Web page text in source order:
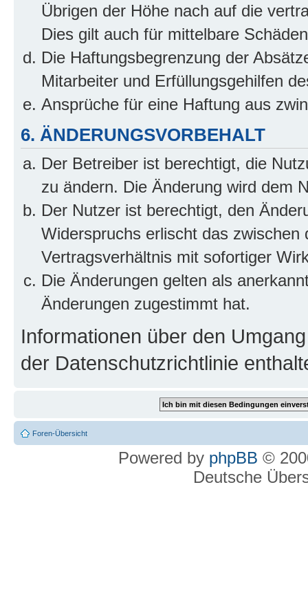
Übrigen der Höhe nach auf die
Dies gilt auch für mittelbare
Die Haftungsbegrenzung der
Mitarbeiter und Erfüllungsgehilfen
Ansprüche für eine Haftung aus
6. ÄNDERUNGSVORBEHALT
Der Betreiber ist berechtigt, die
zu ändern. Die Änderung wird dem
Der Nutzer ist berechtigt, den
Widerspruchs erlischt das
Vertragsverhältnis mit sofortiger
Die Änderungen gelten als
Änderungen zugestimmt hat.
Informationen über den
der Datenschutzrichtlinie
Foren-Übersicht
Powered by phpBB ©
Deutsche